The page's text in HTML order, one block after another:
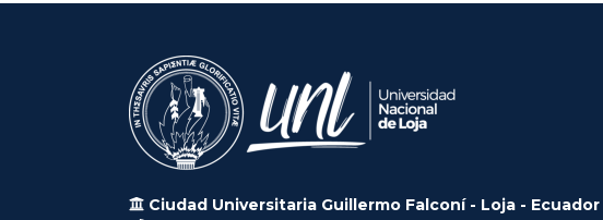
Ciudad Universitaria Guillermo Falconí - Loja - Ecuador